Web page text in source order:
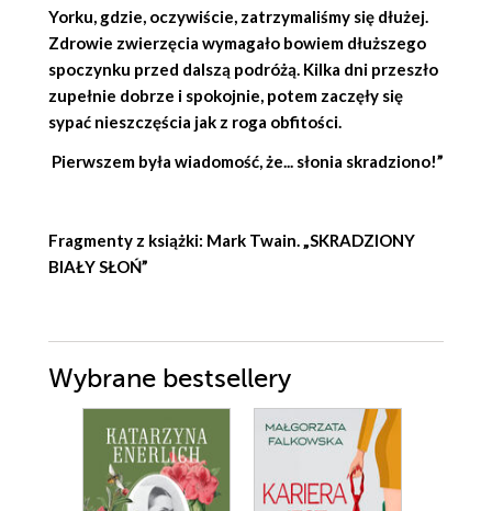
Yorku, gdzie, oczywiście, zatrzymaliśmy się dłużej.
Zdrowie zwierzęcia wymagało bowiem dłuższego
spoczynku przed dalszą podróżą. Kilka dni przeszło
zupełnie dobrze i spokojnie, potem zaczęły się
sypać nieszczęścia jak z roga obfitości.
Pierwszem była wiadomość, że... słonia skradziono!”
Fragmenty z książki: Mark Twain. „SKRADZIONY
BIAŁY SŁOŃ”
Wybrane bestsellery